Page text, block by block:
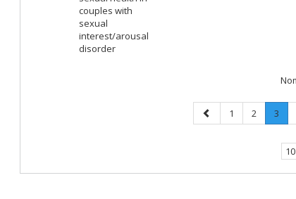
couples with
sexual
interest/arousal
disorder
Page
précédente
Page
1 Page
2 Page
3.